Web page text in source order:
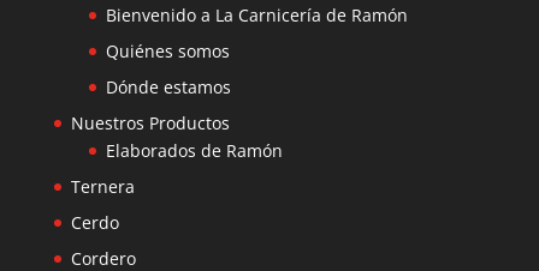
Bienvenido a La Carnicería de Ramón
Quiénes somos
Dónde estamos
Nuestros Productos
Elaborados de Ramón
Ternera
Cerdo
Cordero